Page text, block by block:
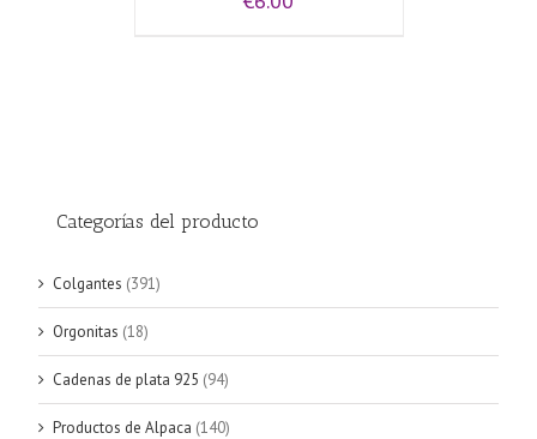
Categorías del producto
Colgantes (391)
Orgonitas (18)
Cadenas de plata 925 (94)
Productos de Alpaca (140)